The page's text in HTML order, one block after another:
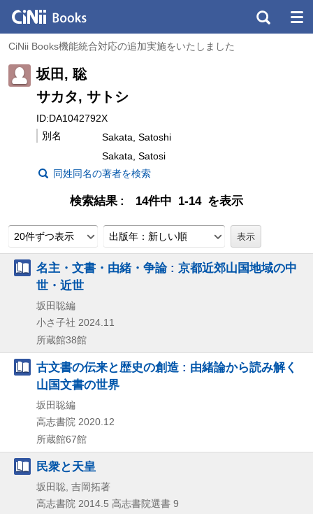
CiNii Books機能統合対応の追加実施をいたしました
坂田, 聡
サカタ, サトシ
ID:DA1042792X
別名
Sakata, Satoshi
Sakata, Satosi
同姓同名の著者を検索
検索結果 14件中 1-14 を表示
20件ずつ表示 出版年：新しい順
名主・文書・由緒・争論 : 京都近郊山国地域の中
世・近世
坂田聡編
小さ子社 2024.11
所蔵館38館
古文書の伝来と歴史の創造 : 由緒論から読み解く
山国文書の世界
坂田聡編
高志書院 2020.12
所蔵館67館
民衆と天皇
坂田聡, 吉岡拓著
高志書院 2014.5 高志書院選書 9